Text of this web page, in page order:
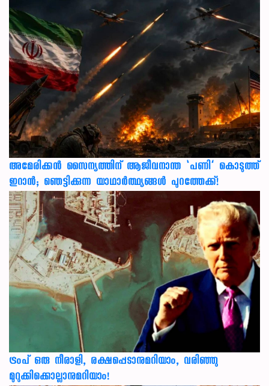
അമേരിക്കൻ സൈന്യത്തിന് ആജീവനാന്ത ‘പണി’ കൊടുത്ത്
ഇറാൻ; ഞെട്ടിക്കുന്ന യാഥാർത്ഥ്യങ്ങൾ പുറത്തേക്ക്!
ട്രംപ് ഒരു നീരാളി, രക്ഷപ്പെടാനുമറിയാം, വരിഞ്ഞു
മുറുക്കിക്കൊല്ലാനുമറിയാം!